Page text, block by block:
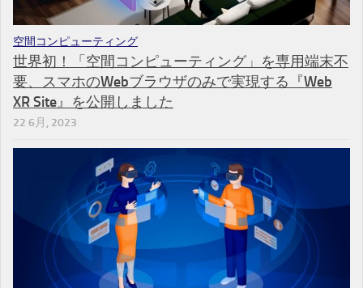
空間コンピューティング
世界初！「空間コンピューティング」を専用端末不
要、スマホのWebブラウザのみで実現する『Web
XR Site』を公開しました
22 6月, 2023